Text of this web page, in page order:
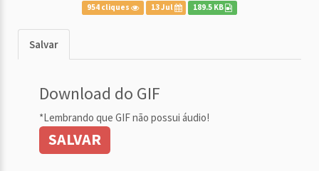
954 cliques 13 Jul 189.5 KB
Salvar
Download do GIF
*Lembrando que GIF não possui áudio!
SALVAR